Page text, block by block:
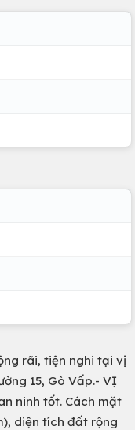
rãi, tiện nghi tại vị
15, Gò Vấp.- VỊ
ninh tốt. Cách mặt
diện tích đất rộng